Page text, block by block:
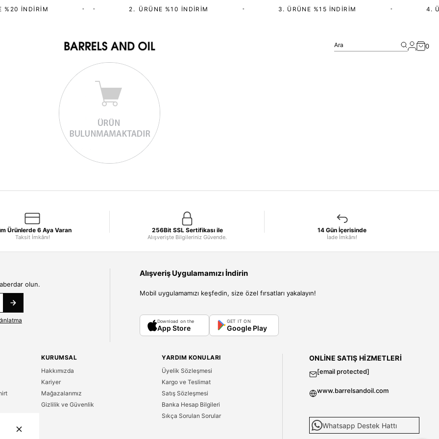
%20 İNDIRIM 2.⁠ ⁠ÜRÜNE %10 İNDIRIM 3. ÜRÜNE %15 İNDIRIM 4.
Ara 0
Ürünlerde 6 Aya Varan
Taksit İmkânı!
256Bit SSL Sertifikası ile
Alışverişte Bilgileriniz Güvende.
14 Gün İçerisinde
İade İmkânı!
olun.
Alışveriş Uygulamamızı İndirin
Mobil uygulamamızı keşfedin, size özel fırsatları yakalayın!
Download on the
App Store
GET IT ON
Google Play
KURUMSAL
Hakkımızda
Kariyer
Mağazalarımız
Gizlilik ve Güvenlik
YARDIM KONULARI
Üyelik Sözleşmesi
Kargo ve Teslimat
Satış Sözleşmesi
Banka Hesap Bilgileri
Sıkça Sorulan Sorular
ONLINE SATIŞ HIZMETLERI
[email protected]
www.barrelsandoil.com
Whatsapp Destek Hattı